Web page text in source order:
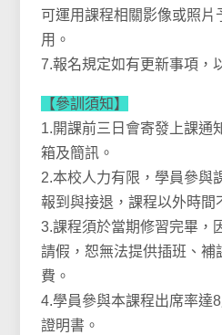
可運用課程相關影像或照片
用。
7.報名規定如有更新事項，
【參訓須知】
1.開課前三日會寄發上課通
箱及簡訊。
2.本校人力有限，學員參與
報到與接退，課程以外時間
3.課程須於當期修習完畢，
請假，恕無法提供插班、補
費。
4.學員參與本課程出席率達
證明書。